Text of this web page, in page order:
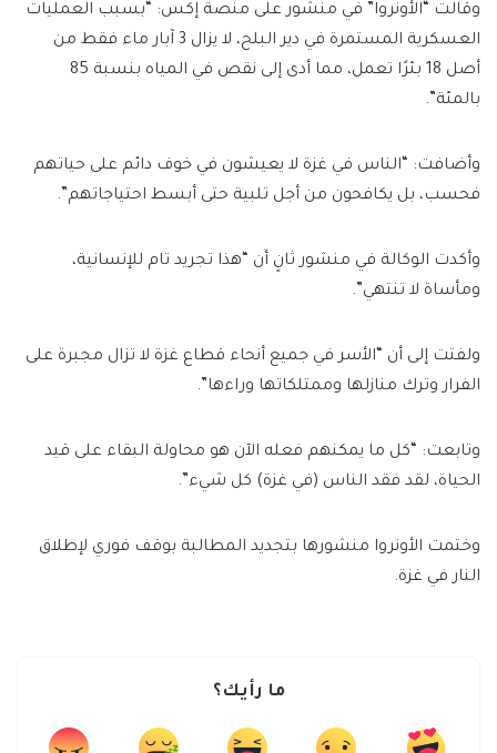
وقالت “الأونروا” في منشور على منصة إكس: “بسبب العمليات
العسكرية المستمرة في دير البلح، لا يزال 3 آبار ماء فقط من
أصل 18 بئرًا تعمل، مما أدى إلى نقص في المياه بنسبة 85
بالمئة”.
وأضافت: “الناس في غزة لا يعيشون في خوف دائم على حياتهم
فحسب، بل يكافحون من أجل تلبية حتى أبسط احتياجاتهم”.
وأكدت الوكالة في منشور ثانٍ أن “هذا تجريد تام للإنسانية،
ومأساة لا تنتهي”.
ولفتت إلى أن “الأسر في جميع أنحاء قطاع غزة لا تزال مجبرة على
الفرار وترك منازلها وممتلكاتها وراءها”.
وتابعت: “كل ما يمكنهم فعله الآن هو محاولة البقاء على قيد
الحياة، لقد فقد الناس (في غزة) كل شيء”.
وختمت الأونروا منشورها بتجديد المطالبة بوقف فوري لإطلاق
النار في غزة.
ما رأيك؟